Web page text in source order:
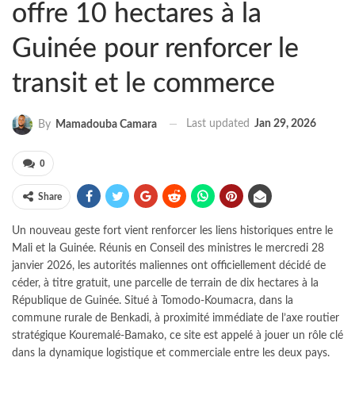
offre 10 hectares à la
Guinée pour renforcer le
transit et le commerce
By Mamadouba Camara Last updated Jan 29, 2026
0
Share
Un nouveau geste fort vient renforcer les liens historiques entre le
Mali et la Guinée. Réunis en Conseil des ministres le mercredi 28
janvier 2026, les autorités maliennes ont officiellement décidé de
céder, à titre gratuit, une parcelle de terrain de dix hectares à la
République de Guinée. Situé à Tomodo-Koumacra, dans la
commune rurale de Benkadi, à proximité immédiate de l’axe routier
stratégique Kouremalé-Bamako, ce site est appelé à jouer un rôle clé
dans la dynamique logistique et commerciale entre les deux pays.